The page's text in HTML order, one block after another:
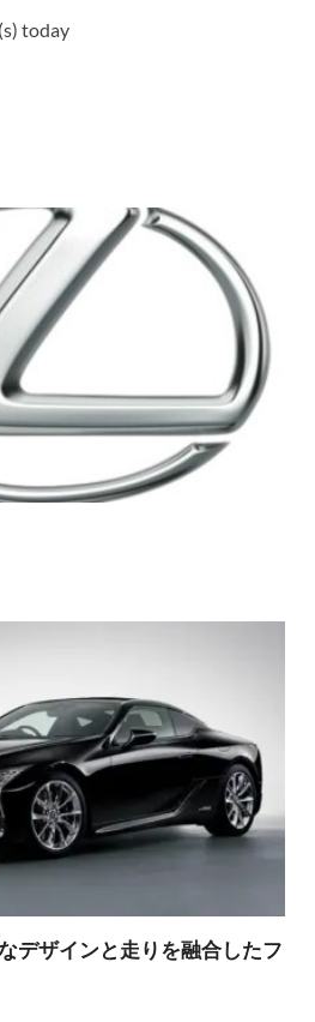
today
デザインと走りを融合したフ